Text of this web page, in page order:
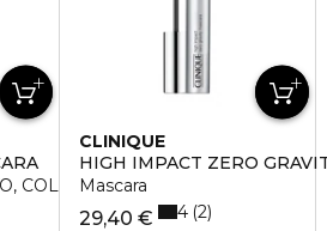
COLORE INTENSO
CLINIQUE
HIGH IMPACT ZERO
Mascara
29,40 €
4 2